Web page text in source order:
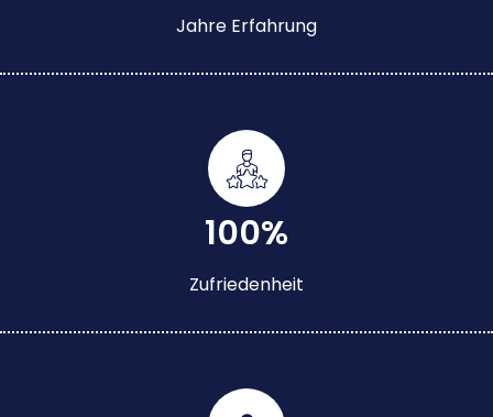
Jahre Erfahrung
100%
Zufriedenheit